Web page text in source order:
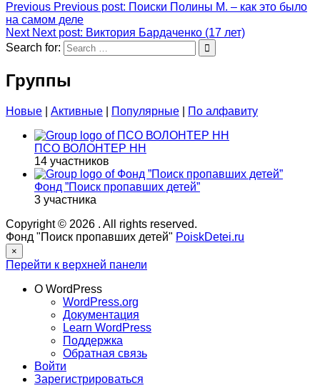
Previous Previous post: Поиски Полины М. – как это было
на самом деле
Next Next post: Виктория Бардаченко (17 лет)
Search for:
Группы
Новые Активные Популярные По алфавиту
ПСО ВОЛОНТЕР НН
14 участников
Фонд ”Поиск пропавших детей”
3 участника
Copyright © 2026 . All rights reserved.
Фонд "Поиск пропавших детей" PoiskDetei.ru
×
Перейти к верхней панели
О WordPress
WordPress.org
Документация
Learn WordPress
Поддержка
Обратная связь
Войти
Зарегистрироваться